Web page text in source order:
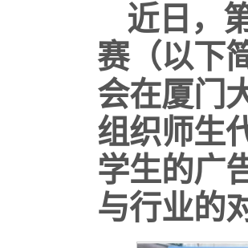
近日，
赛（以下
会在厦门
组织师生
学生的广
与行业的